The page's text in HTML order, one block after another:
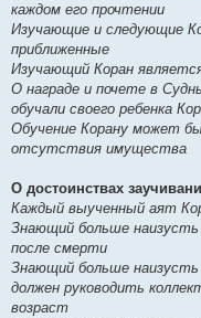
каждом его прочтении
Изучающие и следующие
приближенные
Изучающий Коран
О награде и почете в
обучали своего ребенка
Обучение Корану может
отсутствия имущества
О достоинствах
Каждый выученный аят
Знающий больше
после смерти
Знающий больше
должен руководить
возраст